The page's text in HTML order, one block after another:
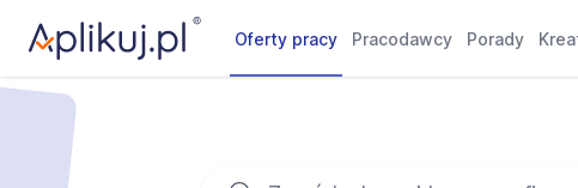
Oferty pracy Pracodawcy Porady